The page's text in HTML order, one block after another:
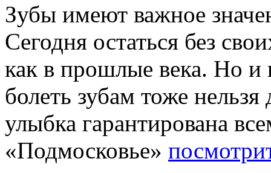
Зубы имеют важное
Сегодня остаться без
как в прошлые века. Но и
болеть зубам тоже
улыбка гарантирована
«Подмосковье»